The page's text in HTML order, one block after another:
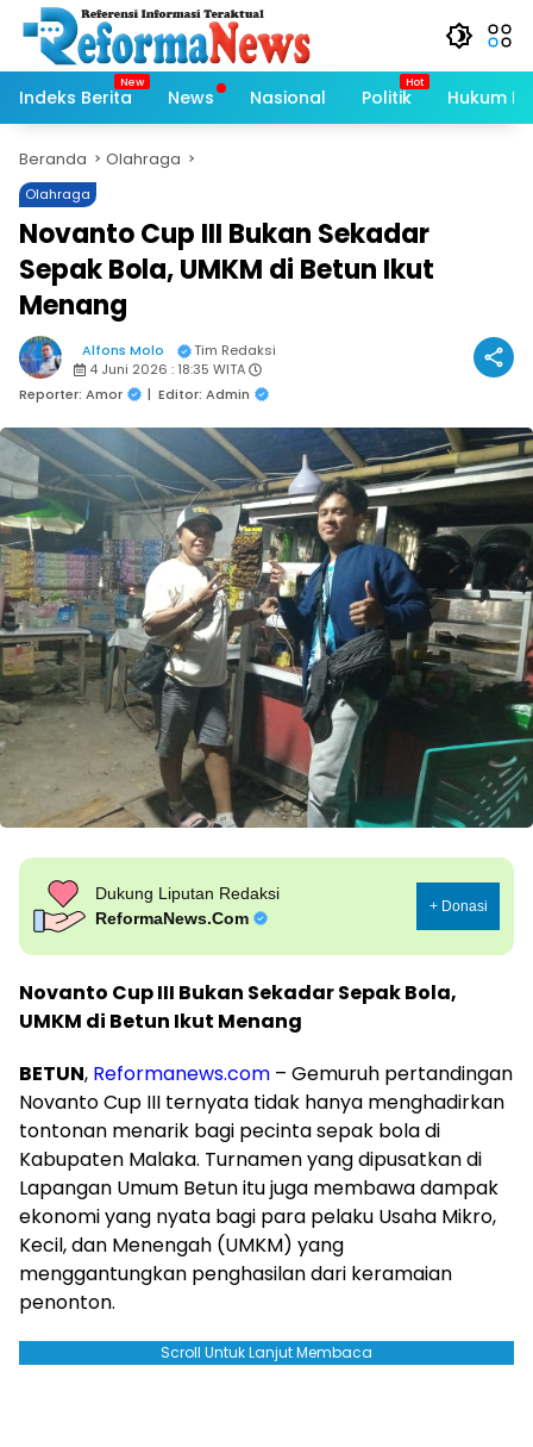
Langsung
konten
Indeks Berita
News Nasional Politik Hukum
Beranda Olahraga
Olahraga
Novanto Cup III Bukan Sekadar
Sepak Bola, UMKM di Betun Ikut
Menang
Alfons Molo
Tim Redaksi
4 Juni 2026 : 18:35 WITA
Reporter: Amor
| Editor: Admin
Dukung Liputan Redaksi
ReformaNews.Com
+ Donasi
Novanto Cup III Bukan Sekadar Sepak Bola,
UMKM di Betun Ikut Menang
BETUN, Reformanews.com – Gemuruh pertandingan
Novanto Cup III ternyata tidak hanya menghadirkan
tontonan menarik bagi pecinta sepak bola di
Kabupaten Malaka. Turnamen yang dipusatkan di
Lapangan Umum Betun itu juga membawa dampak
ekonomi yang nyata bagi para pelaku Usaha Mikro,
Kecil, dan Menengah (UMKM) yang
menggantungkan penghasilan dari keramaian
penonton.
Scroll Untuk Lanjut Membaca